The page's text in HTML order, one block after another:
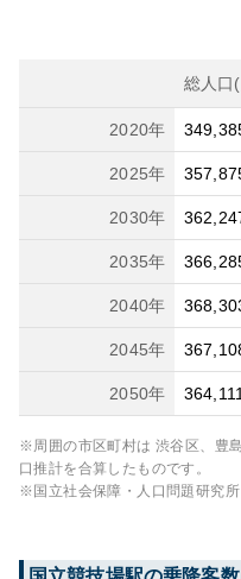
総人口
2020年
2025年
2030年
2035年
2040年
2045年
2050年 364,111
※周囲の市区町村は 渋谷区、豊
口推計を合算したものです。
※国立社会保障・人口問題研究所